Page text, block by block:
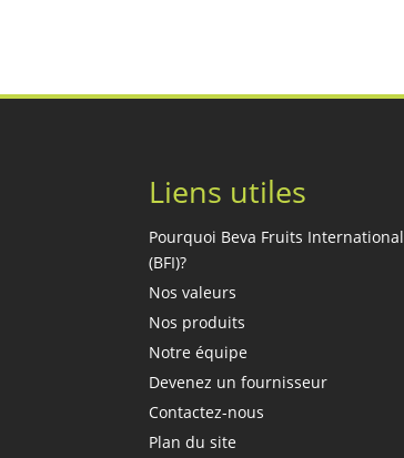
Liens utiles
Pourquoi Beva Fruits International
(BFI)?
Nos valeurs
Nos produits
Notre équipe
Devenez un fournisseur
Contactez-nous
Plan du site